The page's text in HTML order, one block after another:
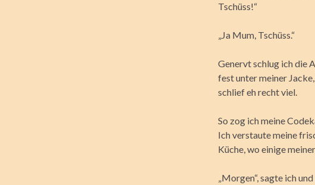
Tschüss!“
„Ja Mum, Tschüss.“
Genervt schlug ich die
fest unter meiner
schlief eh recht viel.
So zog ich meine
Ich verstaute meine
Küche, wo einige
„Morgen“, sagte ich